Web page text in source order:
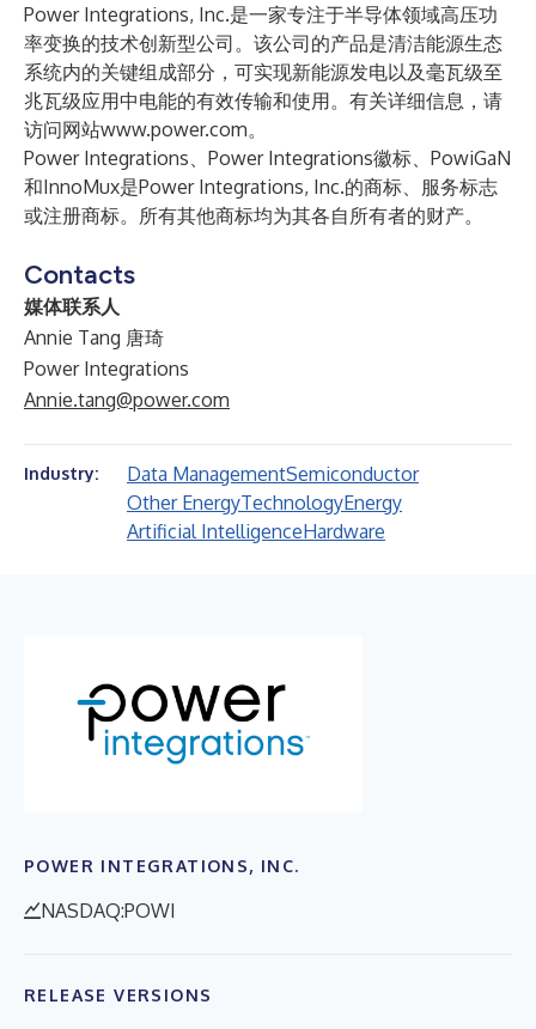
Power Integrations, Inc.是一家专注于半导体领域高压功
率变换的技术创新型公司。该公司的产品是清洁能源生态
系统内的关键组成部分，可实现新能源发电以及毫瓦级至
兆瓦级应用中电能的有效传输和使用。有关详细信息，请
访问网站www.power.com。
Power Integrations、Power Integrations徽标、PowiGaN
和InnoMux是Power Integrations, Inc.的商标、服务标志
或注册商标。所有其他商标均为其各自所有者的财产。
Contacts
媒体联系人
Annie Tang 唐琦
Power Integrations
Annie.tang@power.com
Industry: Data ManagementSemiconductor
Other EnergyTechnologyEnergy
Artificial IntelligenceHardware
POWER INTEGRATIONS, INC.
NASDAQ:POWI
RELEASE VERSIONS